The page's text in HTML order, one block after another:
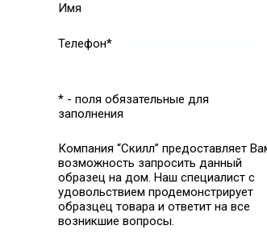
Имя
Телефон*
* - поля обязательные для
заполнения
Компания “Скилл” предоставляет
возможность запросить данный
образец на дом. Наш специалист с
удовольствием продемонстрирует
образцец товара и ответит на все
возникшие вопросы.